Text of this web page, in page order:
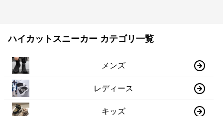
ハイカットスニーカー カテゴリ一覧
メンズ
レディース
キッズ